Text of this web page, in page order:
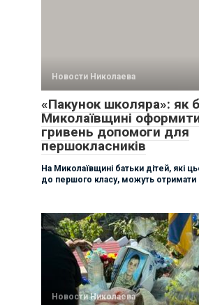
Новости Николаева
«Пакунок школяра»: як
Миколаївщині
гривень допомоги для
першокласників
На Миколаївщині батьки дітей, які
до першого класу, можуть отримати
Новости Николаева